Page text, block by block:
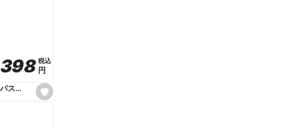
e
s
e
398
398 税込
税込
円
円
たんぱく質が摂れる!豚しゃぶのパスタサラダ